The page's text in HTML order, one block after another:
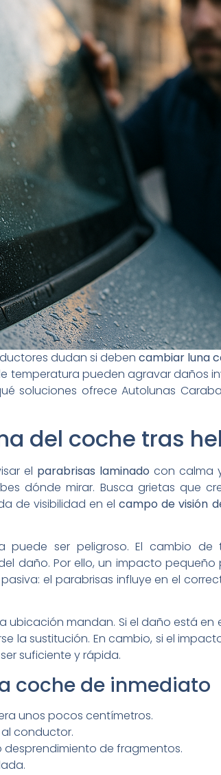
dudan si deben cambiar luna
temperatura pueden agravar daños
soluciones ofrece Autolunas
del coche tras
el parabrisas laminado con calma
dónde mirar. Busca grietas que
de visibilidad en elcampo de visión
puede ser peligroso. El cambio
daño. Por ello, un impacto
el parabrisas influye en el
mandan. Si el daño está en
la sustitución. En cambio, si el
suficiente y rápida.
coche de inmediato
unos pocos centímetros.
conductor.
de fragmentos.